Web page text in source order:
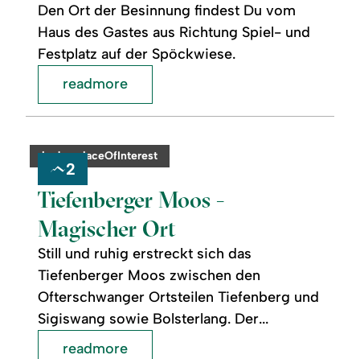
Den Ort der Besinnung findest Du vom
Haus des Gastes aus Richtung Spiel- und
Festplatz auf der Spöckwiese.
readmore
category:
badge.placeOfInterest
2
Tiefenberger Moos -
Magischer Ort
Still und ruhig erstreckt sich das
Tiefenberger Moos zwischen den
Ofterschwanger Ortsteilen Tiefenberg und
Sigiswang sowie Bolsterlang. Der...
readmore:
Moos
Magischer
Ort
readmore